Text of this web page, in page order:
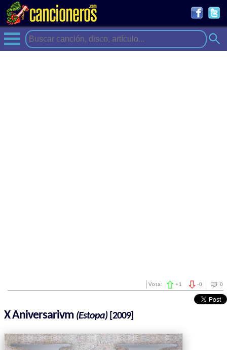
0
-0
Vota: +1
X Aniversarivm (Estopa)[2009]